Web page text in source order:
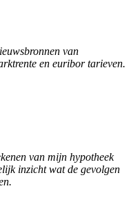
van
en euribor tarieven.
van mijn hypotheek
inzicht wat de gevolgen